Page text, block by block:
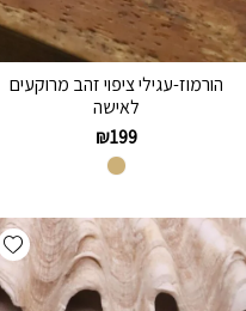
הורמוז-עגילי ציפוי זהב מרוקעים
לאישה
₪199